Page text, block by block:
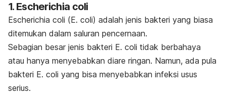
1. Escherichia coli
Escherichia coli (E. coli) adalah jenis bakteri yang biasa
ditemukan dalam saluran pencernaan.
Sebagian besar jenis bakteri E. coli tidak berbahaya
atau hanya menyebabkan diare ringan. Namun, ada pula
bakteri E. coli yang bisa menyebabkan infeksi usus
serius.